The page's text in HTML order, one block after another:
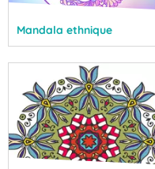
Mandala ethnique